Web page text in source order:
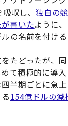
吸収し、独自の
書いたように
の名前を付け
たどったが、同
て積極的に導
半期ごとに急
154億ドルの減